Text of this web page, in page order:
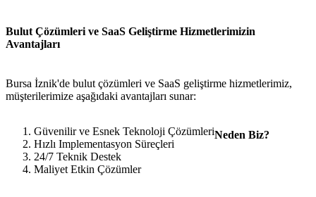
Bulut Çözümleri ve SaaS Geliştirme Hizmetlerimizin
Avantajları
Bursa İznik'de bulut çözümleri ve SaaS geliştirme hizmetlerimiz,
müşterilerimize aşağıdaki avantajları sunar:
Güvenilir ve Esnek Teknoloji Çözümleri
Hızlı Implementasyon Süreçleri
24/7 Teknik Destek
Maliyet Etkin Çözümler
Neden Biz?